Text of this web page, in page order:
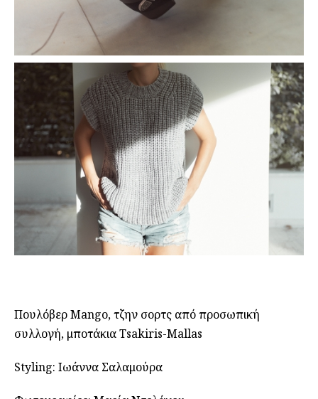
Πουλόβερ Mango, τζην σορτς από προσωπική
συλλογή, μποτάκια Tsakiris-Mallas
Styling: Ιωάννα Σαλαμούρα